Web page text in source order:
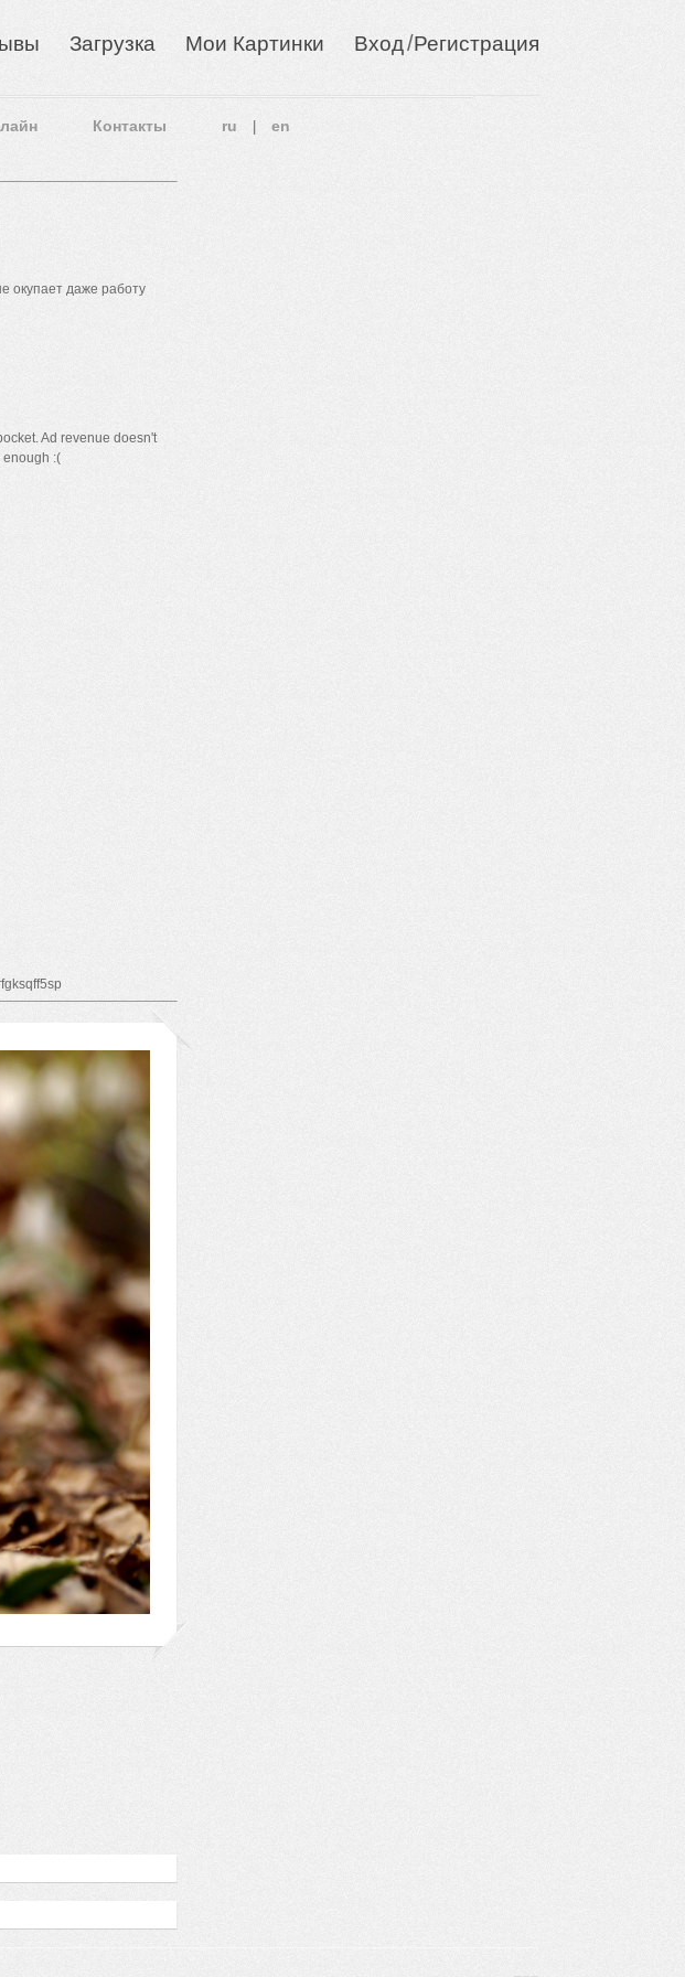
Загрузка Мои Картинки Вход/Регистрация
Контакты ru en
окупает даже работу
Ad revenue doesn't
enough :(